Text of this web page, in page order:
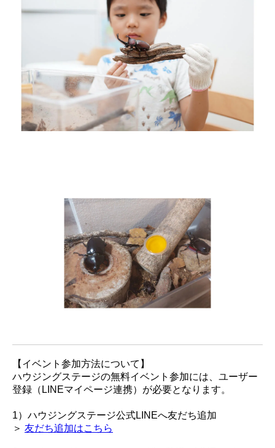
【イベント参加方法について】
ハウジングステージの無料イベント参加には、ユーザー
登録（LINEマイページ連携）が必要となります。
1）ハウジングステージ公式LINEへ友だち追加
＞ 友だち追加はこちら